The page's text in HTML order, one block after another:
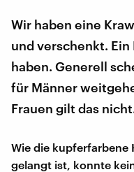
Wir haben eine
und verschenkt.
haben. Generell
für Männer
Frauen gilt das
Wie die kupferfarbene
gelangt ist, konnte